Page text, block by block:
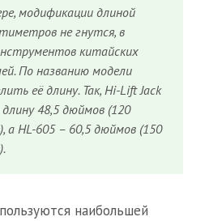
модификации длиной
не гнутся, в
китайских
По названию модели
её длину. Так, Hi-Lift Jack
48,5 дюймов (120
а HL-605 – 60,5 дюймов (150
наибольшей